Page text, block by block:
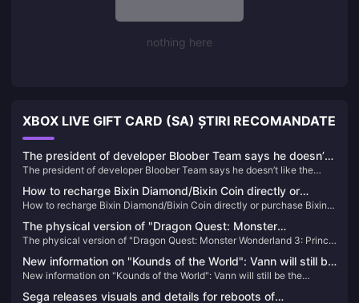
nothing here
XBOX LIVE GIFT CARD (SA) ȘTIRI RECOMANDATE
The president of developer Bloober Team says he doesn’t
like the trailer for Silent Hill 2 Remake
The president of developer Bloober Team says he doesn’t like the
How to recharge Bixin Diamond/Bixin Coin directly or
purchase Bixin Diamond/Bixin Coin direct deposit
How to recharge Bixin Diamond/Bixin Coin directly or purchase Bixin
The physical version of "Dragon Quest: Monster
Wonderland 3: Prince of the Demons" is out of stock, and
players urge Square Enix to restock it quickly
The physical version of "Dragon Quest: Monster Wonderland 3: Prince
restock it quickly
New information on "Kounds of the World": Vann will still be
the protagonist, and the game's screen expression will be
enhanced
New information on "Kounds of the World": Vann will still be the
Sega releases visuals and details for reboots of